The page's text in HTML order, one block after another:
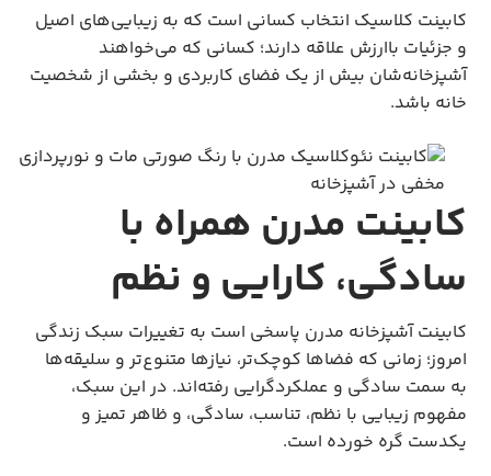
کابینت کلاسیک انتخاب کسانی است که به زیبایی‌های اصیل
و جزئیات باارزش علاقه دارند؛ کسانی که می‌خواهند
آشپزخانه‌شان بیش از یک فضای کاربردی و بخشی از شخصیت
خانه باشد.
کابینت مدرن همراه با
سادگی، کارایی و نظم
کابینت آشپزخانه مدرن پاسخی است به تغییرات سبک زندگی
امروز؛ زمانی که فضاها کوچک‌تر، نیازها متنوع‌تر و سلیقه‌ها
به سمت سادگی و عملکردگرایی رفته‌اند. در این سبک،
مفهوم زیبایی با نظم، تناسب، سادگی، و ظاهر تمیز و
یکدست گره خورده است.